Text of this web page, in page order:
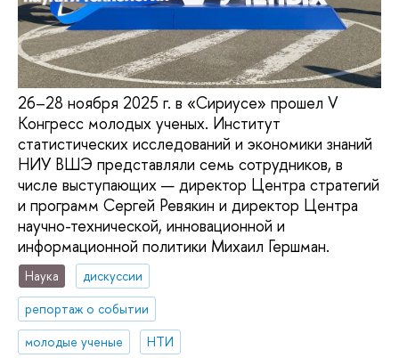
26–28 ноября 2025 г. в «Сириусе» прошел V
Конгресс молодых ученых. Институт
статистических исследований и экономики знаний
НИУ ВШЭ представляли семь сотрудников, в
числе выступающих — директор Центра стратегий
и программ Сергей Ревякин и директор Центра
научно-технической, инновационной и
информационной политики Михаил Гершман.
Наука
дискуссии
репортаж о событии
молодые ученые
НТИ